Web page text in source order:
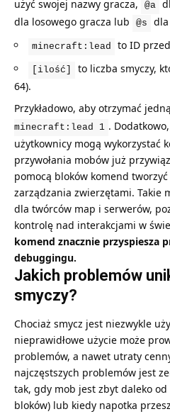
użyć swojej nazwy gracza, @a
dla losowego gracza lub @s
minecraft:lead to ID
[ilość]
to liczba smyczy,
64).
Przykładowo, aby otrzymać
minecraft:lead 1 .
użytkownicy mogą wykorzystać
przywołania mobów już
pomocą bloków komend
zarządzania zwierzętami. Takie
dla twórców map i serwerów,
kontrolę nad interakcjami w
komend znacznie przyspiesza
debuggingu.
Jakich problemów
smyczy?
Chociaż smycz jest niezwykle
nieprawidłowe użycie może
problemów, a nawet utraty
najczęstszych problemów jest
tak, gdy mob jest zbyt daleko od
bloków) lub kiedy napotka